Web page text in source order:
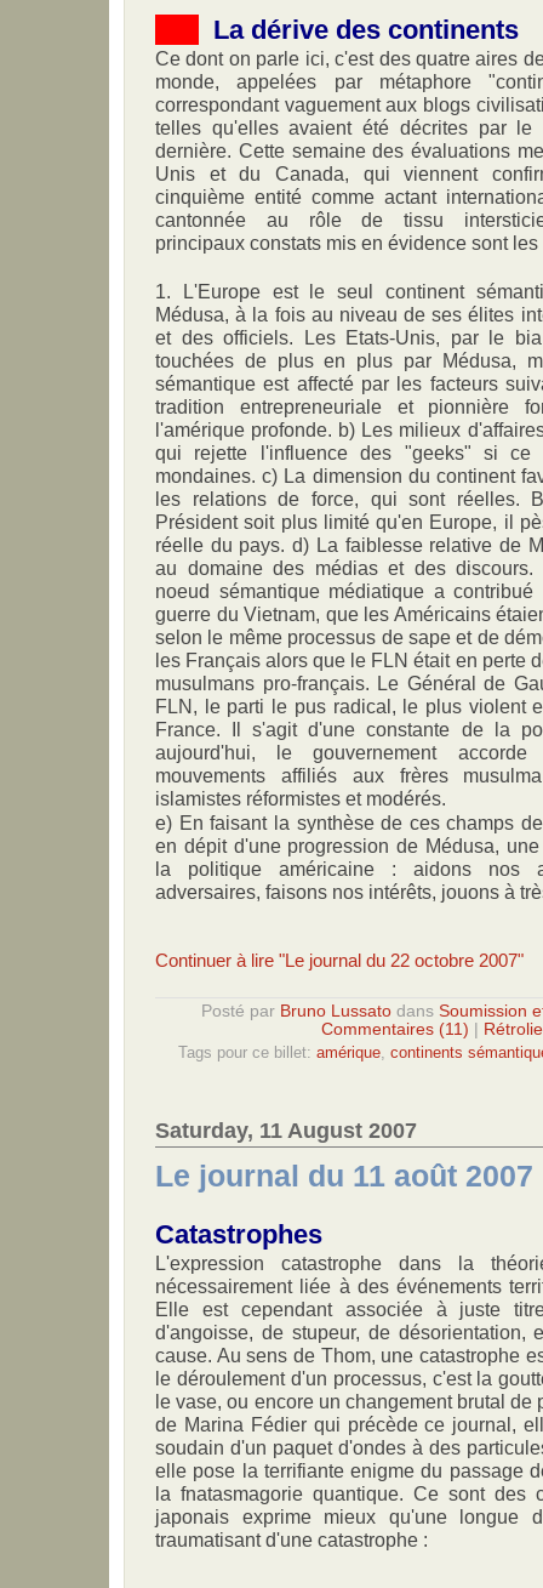
La dérive des continents
Ce dont on parle ici, c'est des quatre aires
monde, appelées par métaphore
correspondant vaguement aux blogs
telles qu'elles avaient été décrites par le
dernière. Cette semaine des évaluations
Unis et du Canada, qui viennent
cinquième entité comme actant
cantonnée au rôle de tissu
principaux constats mis en évidence sont les
1. L'Europe est le seul continent
Médusa, à la fois au niveau de ses élites
et des officiels. Les Etats-Unis, par le
touchées de plus en plus par Médusa,
sémantique est affecté par les facteurs
tradition entrepreneuriale et pionnière
l'amérique profonde. b) Les milieux
qui rejette l'influence des "geeks" si ce
mondaines. c) La dimension du continent
les relations de force, qui sont réelles.
Président soit plus limité qu'en Europe, il
réelle du pays. d) La faiblesse relative de
au domaine des médias et des discours.
noeud sémantique médiatique a
guerre du Vietnam, que les Américains
selon le même processus de sape et de
les Français alors que le FLN était en perte
musulmans pro-français. Le Général de
FLN, le parti le pus radical, le plus violent
France. Il s'agit d'une constante de la
aujourd'hui, le gouvernement
mouvements affiliés aux frères
islamistes réformistes et modérés.
e) En faisant la synthèse de ces champs
en dépit d'une progression de Médusa,
la politique américaine : aidons nos
adversaires, faisons nos intérêts, jouons à
Continuer à lire "Le journal du 22 octobre 2007"
Posté par Bruno Lussatodans Soumission
Commentaires (11)
Tags pour ce billet: amérique continents
Saturday, 11 August 2007
Le journal du 11 août 2007
Catastrophes
L'expression catastrophe dans la
nécessairement liée à des événements
Elle est cependant associée à juste
d'angoisse, de stupeur, de désorientation,
cause. Au sens de Thom, une catastrophe
le déroulement d'un processus, c'est la
le vase, ou encore un changement brutal de
de Marina Fédier qui précède ce journal,
soudain d'un paquet d'ondes à des
elle pose la terrifiante enigme du passage
la fnatasmagorie quantique. Ce sont des
japonais exprime mieux qu'une longue
traumatisant d'une catastrophe :